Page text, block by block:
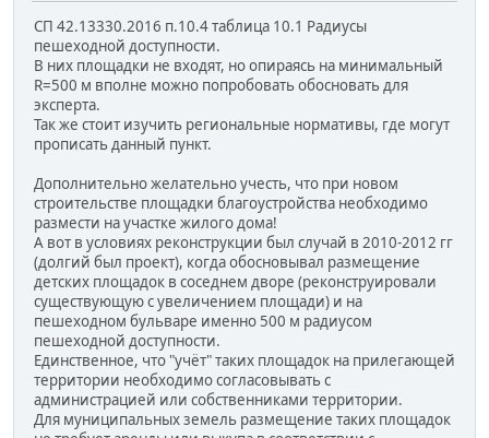
СП 42.13330.2016 п.10.4 таблица 10.1 Радиусы
пешеходной доступности.
В них площадки не входят, но опираясь на минимальный
R=500 м вполне можно попробовать обосновать для
эксперта.
Так же стоит изучить региональные нормативы, где могут
прописать данный пункт.
Дополнительно желательно учесть, что при новом
строительстве площадки благоустройства необходимо
размести на участке жилого дома!
А вот в условиях реконструкции был случай в 2010-2012 гг
(долгий был проект), когда обосновывал размещение
детских площадок в соседнем дворе (реконструировали
существующую с увеличением площади) и на
пешеходном бульваре именно 500 м радиусом
пешеходной доступности.
Единственное, что "учёт" таких площадок на прилегающей
территории необходимо согласовывать с
администрацией или собственниками территории.
Для муниципальных земель размещение таких площадок